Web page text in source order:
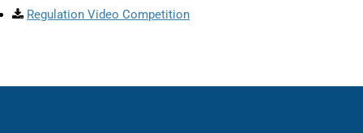
Regulation Video Competition